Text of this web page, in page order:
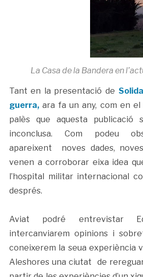
La Casa de la Bandera en
Tant en la presentació de
guerra, ara fa un any, com en
palès que aquesta publicació
inconclusa. Com podeu
apareixent noves dades,
venen a corroborar eixa idea
l’hospital militar internacional
després.
Aviat podré entrevistar
intercanviarem opinions i
coneixerem la seua experiència
Aleshores una ciutat de